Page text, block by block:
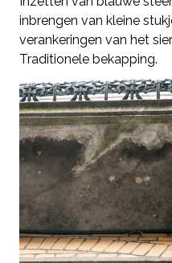
inbrengen van kleine
verankeringen van het
Traditionele bekapping.